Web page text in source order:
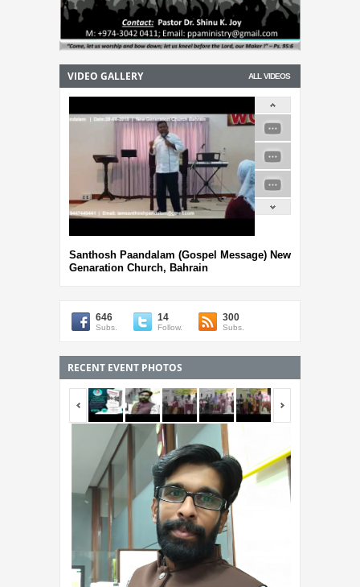
ALL VIDEOS
VIDEO GALLERY
Santhosh Paandalam (Gospel Message) New
Genaration Church, Bahrain
646
Subs.
14
Follow.
300
Subs.
RECENT EVENT PHOTOS
<span></span>